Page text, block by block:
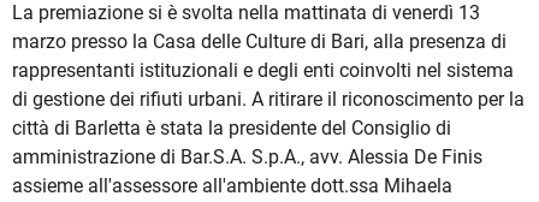
La premiazione si è svolta nella mattinata di venerdì 13
marzo presso la Casa delle Culture di Bari, alla presenza di
rappresentanti istituzionali e degli enti coinvolti nel sistema
di gestione dei rifiuti urbani. A ritirare il riconoscimento per la
città di Barletta è stata la presidente del Consiglio di
amministrazione di Bar.S.A. S.p.A., avv. Alessia De Finis
assieme all'assessore all'ambiente dott.ssa Mihaela